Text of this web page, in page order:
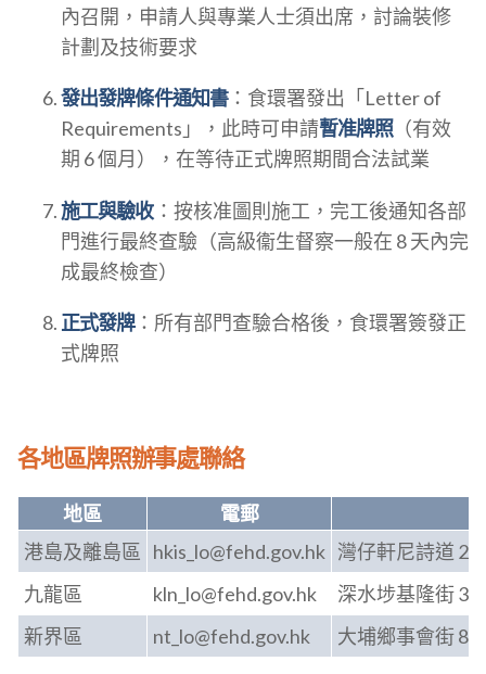
內召開，申請人與專業人士須出席，討論裝修
計劃及技術要求
發出發牌條件通知書：食環署發出「Letter of
Requirements」，此時可申請暫准牌照（有效
期 6 個月），在等待正式牌照期間合法試業
施工與驗收：按核准圖則施工，完工後通知各部
門進行最終查驗（高級衞生督察一般在 8 天內完
成最終檢查）
正式發牌：所有部門查驗合格後，食環署簽發正
式牌照
各地區牌照辦事處聯絡
地區
電郵
港島及離島區 hkis_lo@fehd.gov.hk 灣仔軒尼詩道
九龍區
kln_lo@fehd.gov.hk
深水埗基隆街
新界區
nt_lo@fehd.gov.hk 大埔鄉事會街 8